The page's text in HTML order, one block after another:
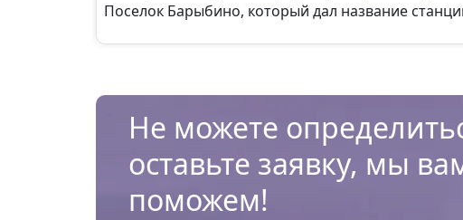
Поселок Барыбино, который дал название
Не можете
оставьте заявку, мы
поможем!